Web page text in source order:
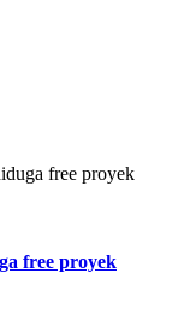
free proyek
free proyek